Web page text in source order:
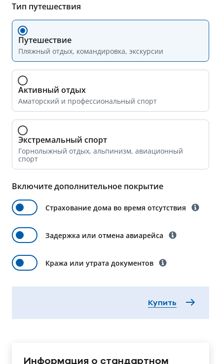
Тип путешествия
Путешествие
Пляжный отдых, командировка, экскурсии
Активный отдых
Аматорский и профессиональный спорт
Экстремальный спорт
Горнолыжный отдых, альпинизм, авиационный
спорт
Включите дополнительное покрытие
Страхование дома во время отсутствия
Задержка или отмена авиарейса
Кража или утрата документов
Купить
Информация о стандартном